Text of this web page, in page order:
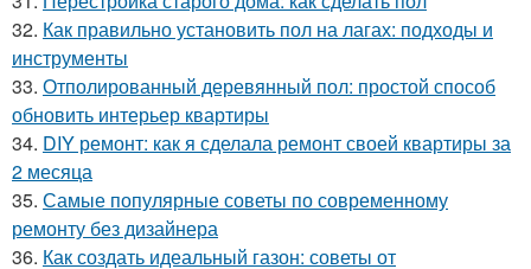
32. Как правильно установить пол на лагах: подходы и
инструменты
33. Отполированный деревянный пол: простой способ
обновить интерьер квартиры
34. DIY ремонт: как я сделала ремонт своей квартиры за
2 месяца
35. Самые популярные советы по современному
ремонту без дизайнера
36. Как создать идеальный газон: советы от